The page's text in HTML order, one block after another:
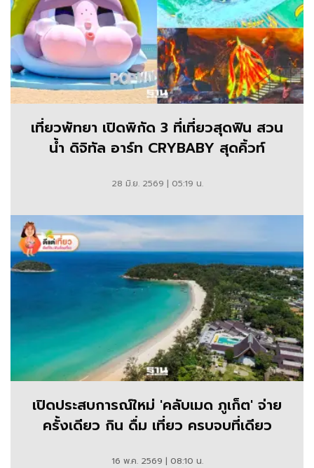
เที่ยวพัทยา เปิดพิกัด 3 ที่เที่ยวสุดฟิน สวน
น้ำ ดิจิทัล อาร์ท CRYBABY สุดคิ้วท์
28 มิ.ย. 2569 | 05:19 น.
เปิดประสบการณ์ใหม่ 'คลับเมด ภูเก็ต' จ่าย
ครั้งเดียว กิน ดื่ม เที่ยว ครบจบที่เดียว
16 พ.ค. 2569 | 08:10 น.